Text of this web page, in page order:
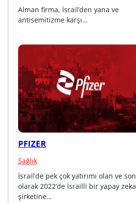
Alman firma, İsrail’den yana ve
antisemitizme karşı…
PFIZER
Sağlık
İsrail’de pek çok yatırımı olan ve son
olarak 2022’de İsrailli bir yapay zeka
şirketine…